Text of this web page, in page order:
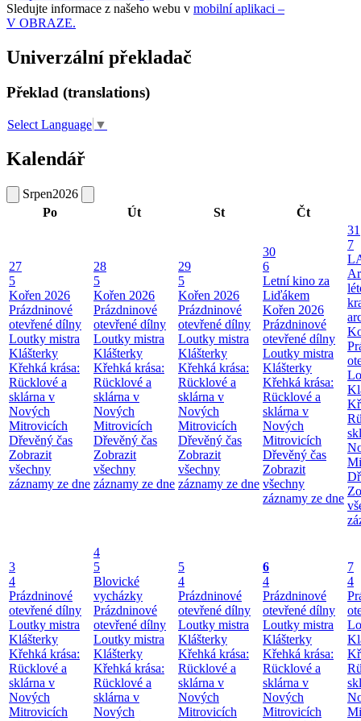
Sledujte informace z našeho webu v mobilní aplikaci –
V OBRAZE.
Univerzální překladač
Překlad (translations)
Select Language ▼
Kalendář
Srpen2026
Po
Út St Čt
27
5
Kořen 2026
Prázdninové
otevřené dílny
Loutky mistra
Klášterky
Křehká krása:
Rücklové a
sklárna v
Nových
Mitrovicích
Dřevěný čas
Zobrazit
všechny
záznamy ze dne
28
5
Kořen 2026
Prázdninové
otevřené dílny
Loutky mistra
Klášterky
Křehká krása:
Rücklové a
sklárna v
Nových
Mitrovicích
Dřevěný čas
Zobrazit
všechny
záznamy ze dne
29
5
Kořen 2026
Prázdninové
otevřené dílny
Loutky mistra
Klášterky
Křehká krása:
Rücklové a
sklárna v
Nových
Mitrovicích
Dřevěný čas
Zobrazit
všechny
záznamy ze dne
30
6
Letní kino za
Liďákem
Kořen 2026
Prázdninové
otevřené dílny
Loutky mistra
Klášterky
Křehká krása:
Rücklové a
sklárna v
Nových
Mitrovicích
Dřevěný čas
Zobrazit
všechny
záznamy ze dne
31
7
3
4
Prázdninové
otevřené dílny
Loutky mistra
Klášterky
Křehká krása:
Rücklové a
sklárna v
Nových
Mitrovicích
4
5
Blovické
vycházky
Prázdninové
otevřené dílny
Loutky mistra
Klášterky
Křehká krása:
Rücklové a
sklárna v
Nových
5
4
Prázdninové
otevřené dílny
Loutky mistra
Klášterky
Křehká krása:
Rücklové a
sklárna v
Nových
Mitrovicích
6
4
Prázdninové
otevřené dílny
Loutky mistra
Klášterky
Křehká krása:
Rücklové a
sklárna v
Nových
Mitrovicích
7
4